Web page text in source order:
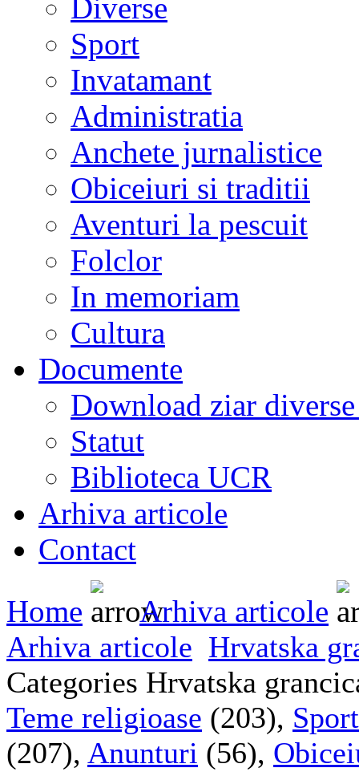
Diverse
Sport
Invatamant
Administratia
Anchete jurnalistice
Obiceiuri si traditii
Aventuri la pescuit
Folclor
In memoriam
Cultura
Documente
Download ziar
Statut
Biblioteca UCR
Arhiva articole
Contact
Home
Arhiva articole
Arhiva articole Hrvatska
Categories Hrvatska
Teme religioase (203), Sport
(207), Anunturi (56),